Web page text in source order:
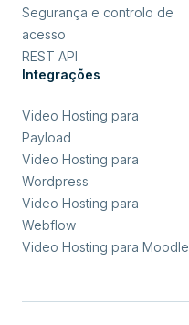
Segurança e controlo de
acesso
REST API
Integrações
Video Hosting para
Payload
Video Hosting para
Wordpress
Video Hosting para
Webflow
Video Hosting para Moodle